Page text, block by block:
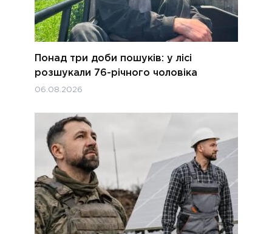
Понад три доби пошуків: у лісі
розшукали 76-річного чоловіка
06.08.2026